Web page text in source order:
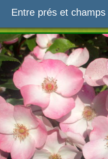
Entre prés et champs